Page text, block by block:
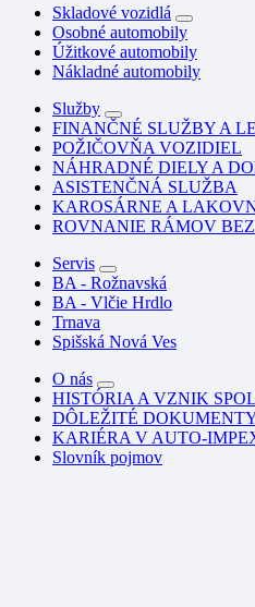
Skladové vozidlá
Osobné automobily
Úžitkové automobily
Nákladné automobily
Služby
FINANČNÉ SLUŽBY A
POŽIČOVŇA VOZIDIEL
NÁHRADNÉ DIELY A
ASISTENČNÁ SLUŽBA
KAROSÁRNE A
ROVNANIE RÁMOV
Servis
BA - Rožnavská
BA - Vlčie Hrdlo
Trnava
Spišská Nová Ves
O nás
HISTÓRIA A VZNIK
DÔLEŽITÉ
KARIÉRA V AUTO-
Slovník pojmov